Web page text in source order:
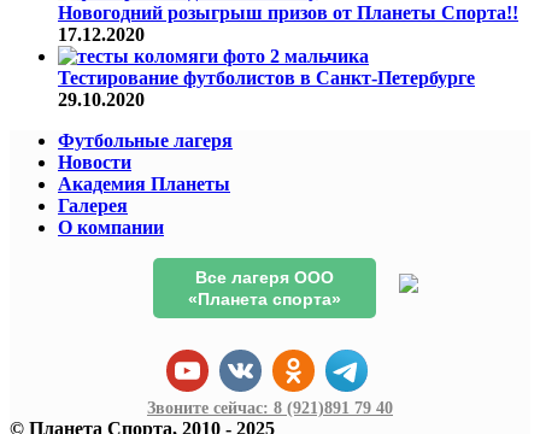
Новогодний розыгрыш призов от Планеты Спорта!!
17.12.2020
Тестирование футболистов в Санкт-Петербурге
29.10.2020
Футбольные лагеря
Новости
Академия Планеты
Галерея
О компании
Все лагеря ООО
«Планета спорта»
Звоните сейчас: 8 (921)891 79 40
© Планета Спорта, 2010 - 2025